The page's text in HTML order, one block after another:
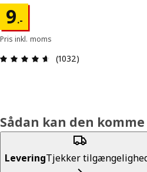
9.-
Pris 9.-
Pris inkl. moms
Anmeldelse: 4.6 Ud
(1032)
Sådan kan den
LeveringTjekker